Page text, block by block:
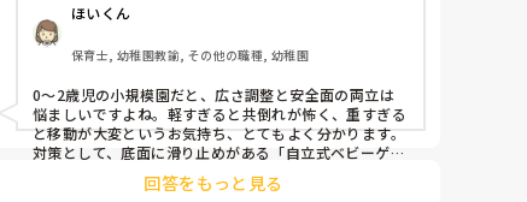
しっかりした重いものを置いていましたが、移動が大
変で使い勝手が悪く、子どもがぶつかって倒れた時に
怖い思いをしました。
皆さんの園ではどんなもので工夫されていますか？
ほいくん
保育士, 幼稚園教諭, その他の職種, 幼稚園
0〜2歳児の小規模園だと、広さ調整と安全面の両立は
悩ましいですよね。軽すぎると共倒れが怖く、重すぎる
と移動が大変というお気持ち、とてもよく分かります。
対策として、底面に滑り止めがある「自立式ベビーゲー
ト」なら、つかまり立ちでも倒れにくく移動も楽でおす
すめです。また、ストッパー付きキャスターをつけたロ
回答をもっと見る